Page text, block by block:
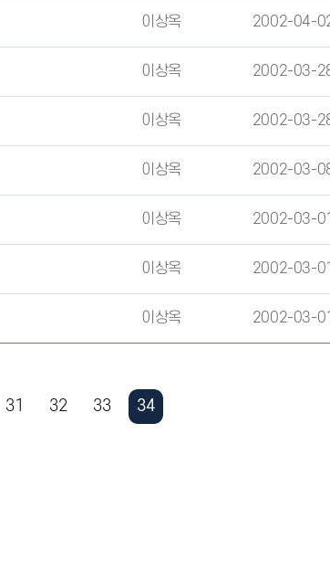
이상옥 2002-04-
이상옥 2002-03-
이상옥 2002-03-
이상옥 2002-03-
이상옥 2002-03-01
이상옥 2002-03-01
이상옥 2002-03-01
31 32 33 34